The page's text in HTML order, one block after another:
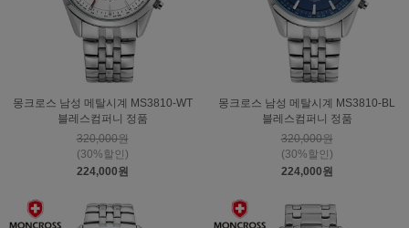
몽크로스 남성 메탈시계 MS3810-WT
블레스컴퍼니 정품
320,000원
(30%할인)
224,000원
몽크로스 남성 메탈시계 MS3810-BL
블레스컴퍼니 정품
320,000원
(30%할인)
224,000원